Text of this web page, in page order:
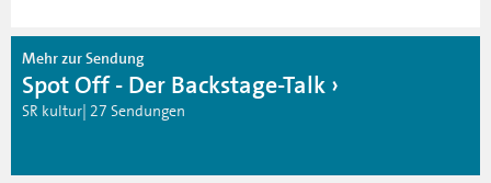
Mehr zur Sendung
Spot Off - Der Backstage-Talk
SR kultur| 27 Sendungen